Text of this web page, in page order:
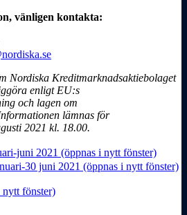
vänligen kontakta:
Nordiska Kreditmarknadsaktiebolaget
enligt EU:s
och lagen om
lämnas för
2021 kl. 18.00.
juni 2021 (öppnas i nytt fönster)
30 juni 2021 (öppnas i nytt fönster)
nytt fönster)